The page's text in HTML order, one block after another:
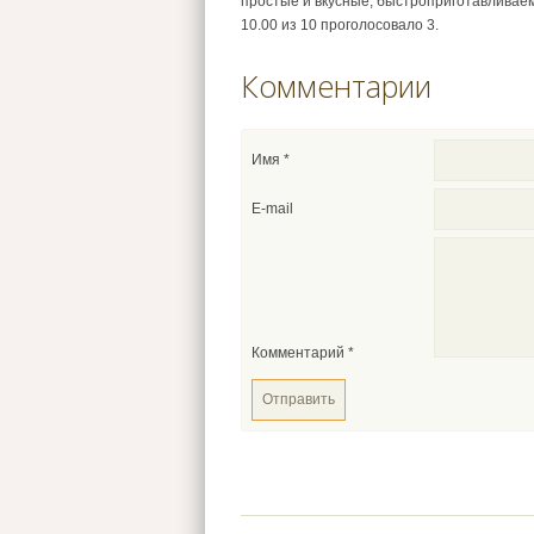
10.00 из 10 проголосовало 3.
Комментарии
Имя *
E-mail
Комментарий *